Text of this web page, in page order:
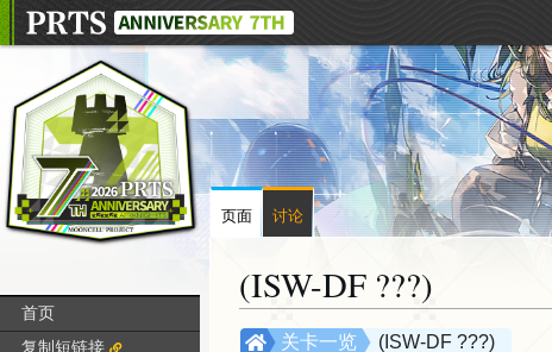
(ISW-DF ???)
跳
跳
(ISW-DF ???)
关卡一览
页面 讨论
首页
复制短链接